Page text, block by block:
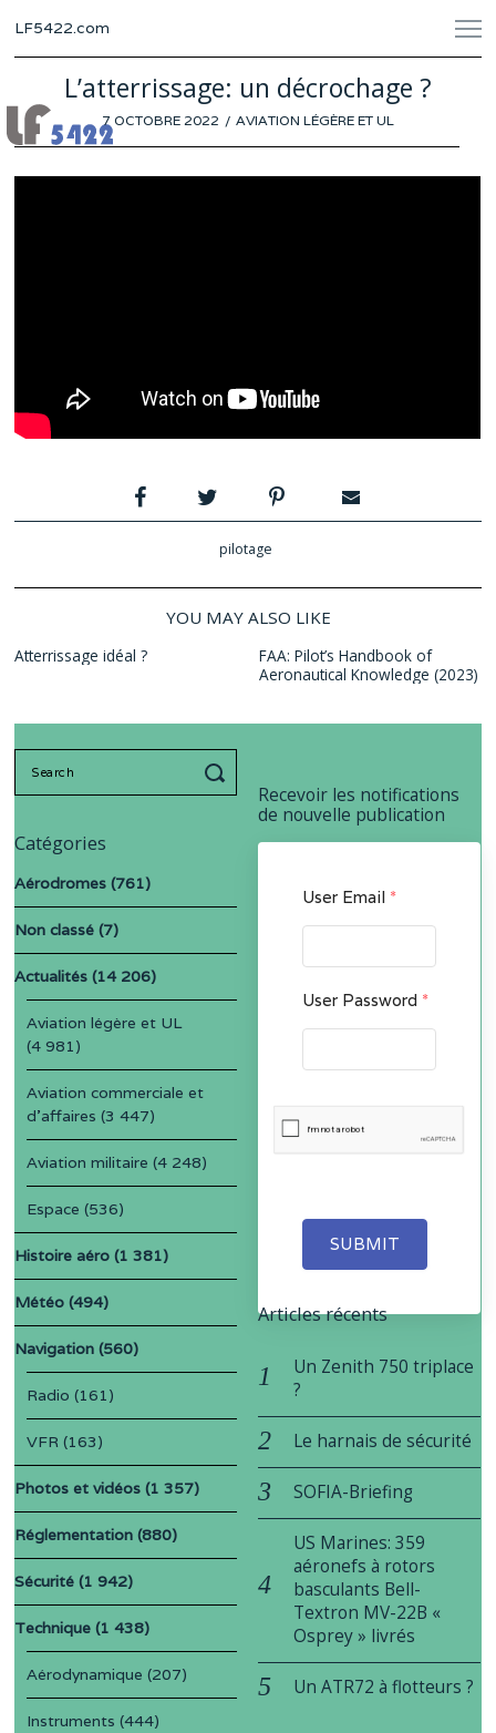
LF5422.com
L’atterrissage: un décrochage ?
POSTED
ON
7 OCTOBRE 2022 30AVIATION LÉGÈRE ET UL
pilotage
YOU MAY ALSO LIKE
Atterrissage idéal ?
FAA: Pilot’s Handbook of
Aeronautical Knowledge (2023)
Recevoir les notifications
de nouvelle publication
User Email *
User Password *
SUBMIT
Catégories
Aérodromes (761)
Non classé (7)
Actualités (14 206)
Aviation légère et UL
(4 981)
Aviation commerciale et
d'affaires (3 447)
Aviation militaire (4 248)
Espace (536)
Histoire aéro (1 381)
Météo (494)
Navigation (560)
Radio (161)
VFR (163)
Photos et vidéos (1 357)
Réglementation (880)
Sécurité (1 942)
Technique (1 438)
Aérodynamique (207)
Instruments (444)
Articles récents
Un Zenith 750 triplace
?
Le harnais de sécurité
SOFIA-Briefing
US Marines: 359
aéronefs à rotors
basculants Bell-
Textron MV-22B «
Osprey » livrés
Un ATR72 à flotteurs ?